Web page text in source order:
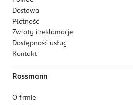
Dostawa
Płatność
Zwroty i reklamacje
Dostępność usług
Kontakt
Rossmann
O firmie